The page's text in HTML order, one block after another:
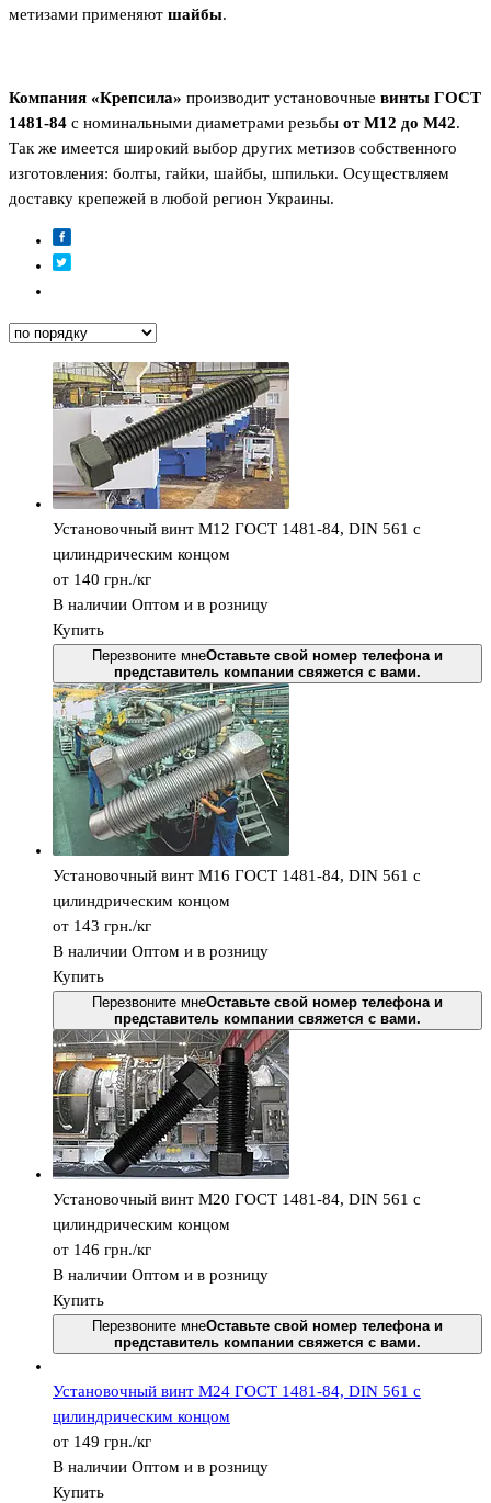
метизами применяют шайбы.
Компания «Крепсила» производит установочные винты ГОСТ
1481-84 с номинальными диаметрами резьбы от М12 до М42.
Так же имеется широкий выбор других метизов собственного
изготовления: болты, гайки, шайбы, шпильки. Осуществляем
доставку крепежей в любой регион Украины.
Установочный винт М12 ГОСТ 1481-84, DIN 561 с
цилиндрическим концом
от 140 грн./кг
В наличии Оптом и в розницу
Купить
Перезвоните мнеОставьте свой номер телефона и
представитель компании свяжется с вами.
Установочный винт М16 ГОСТ 1481-84, DIN 561 с
цилиндрическим концом
от 143 грн./кг
В наличии Оптом и в розницу
Купить
Перезвоните мнеОставьте свой номер телефона и
представитель компании свяжется с вами.
Установочный винт М20 ГОСТ 1481-84, DIN 561 с
цилиндрическим концом
от 146 грн./кг
В наличии Оптом и в розницу
Купить
Перезвоните мнеОставьте свой номер телефона и
представитель компании свяжется с вами.
Установочный винт М24 ГОСТ 1481-84, DIN 561 с
цилиндрическим концом
от 149 грн./кг
В наличии Оптом и в розницу
Купить